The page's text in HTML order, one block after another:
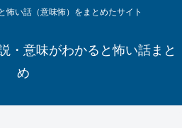
い話（意味怖）をまとめたサイト
・意味がわかると怖い話まと
め